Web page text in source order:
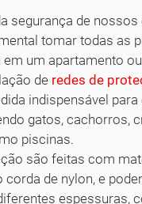
segurança de nossos
tomar todas as
em um apartamento
de redes de
indispensável para
gatos, cachorros,
piscinas.
são feitas com
de nylon, e
espessuras,